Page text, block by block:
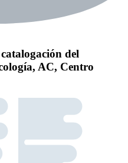
del
AC, Centro